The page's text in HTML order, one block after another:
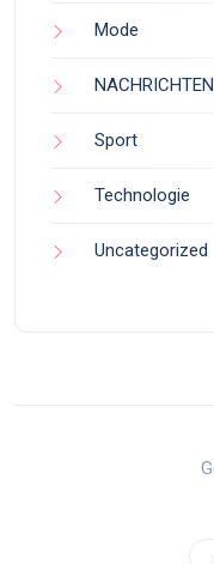
Mode
NACHRICHTEN
Sport
Technologie
Uncategorized